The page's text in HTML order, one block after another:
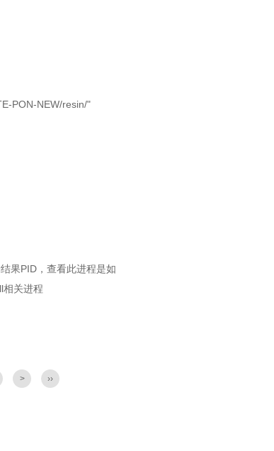
PON-NEW/resin/"
果PID，查看此进程是如
相关进程
> ››